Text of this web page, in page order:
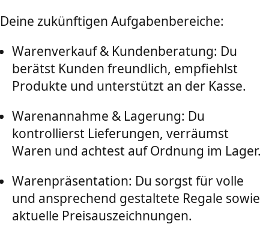
Deine zukünftigen Aufgabenbereiche:
Warenverkauf & Kundenberatung: Du
berätst Kunden freundlich, empfiehlst
Produkte und unterstützt an der Kasse.
Warenannahme & Lagerung: Du
kontrollierst Lieferungen, verräumst
Waren und achtest auf Ordnung im Lager.
Warenpräsentation: Du sorgst für volle
und ansprechend gestaltete Regale sowie
aktuelle Preisauszeichnungen.